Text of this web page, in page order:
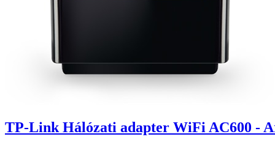
TP-Link Hálózati adapter WiFi AC600 -